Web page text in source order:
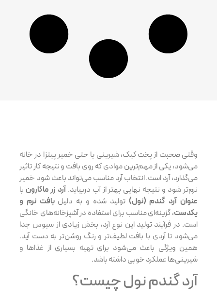
وقتی صحبت از پخت کیک، شیرینی یا حتی خمیر پیتزا در خانه
می‌شود، یکی از مهم‌ترین موادی که روی بافت و نتیجه کار تاثیر
می‌گذارد، آرد است. انتخاب آرد مناسب می‌تواند باعث شود خمیر
نرم‌تر شود و نتیجه نهایی بهتر از آب دربیاید.آرد زر ماکارون با
عنوان آرد گندم (نول) تولید شده و به دلیل بافت نرم و
یکدست، گزینه‌ای مناسب برای استفاده در آشپزخانه‌های خانگی
است. در فرآیند تولید این نوع آرد، بخش زیادی از سبوس جدا
می‌شود تا آردی با بافت لطیف‌تر و رنگ روشن‌تر به دست آید.
همین ویژگی باعث می‌شود برای تهیه بسیاری از غذاها و
شیرینی‌ها عملکرد خوبی داشته باشد.
آرد گندم نول چیست؟